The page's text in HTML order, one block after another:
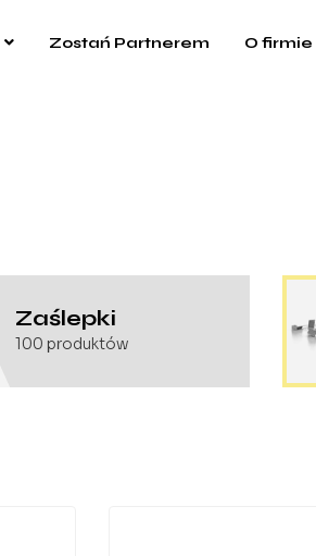
Zostań Partnerem O firmie
Zaślepki
100 produktów